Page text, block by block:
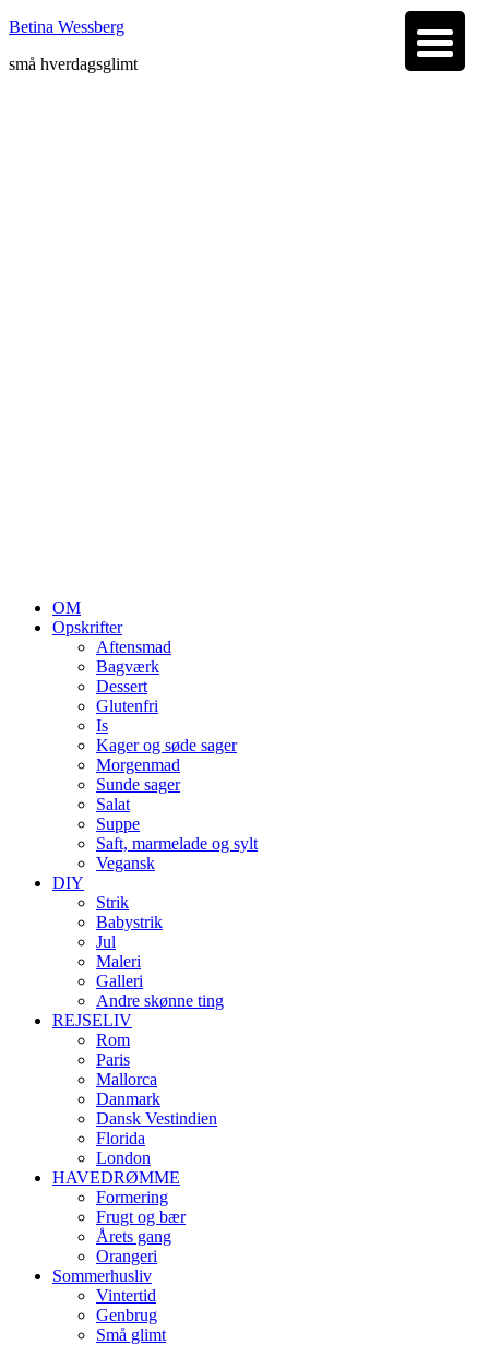
Betina Wessberg
små hverdagsglimt
OM
Opskrifter
Aftensmad
Bagværk
Dessert
Glutenfri
Is
Kager og søde sager
Morgenmad
Sunde sager
Salat
Suppe
Saft, marmelade og sylt
Vegansk
DIY
Strik
Babystrik
Jul
Maleri
Galleri
Andre skønne ting
REJSELIV
Rom
Paris
Mallorca
Danmark
Dansk Vestindien
Florida
London
HAVEDRØMME
Formering
Frugt og bær
Årets gang
Orangeri
Sommerhusliv
Vintertid
Genbrug
Små glimt